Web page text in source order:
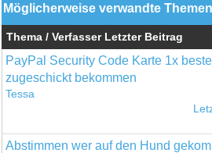
Möglicherweise verwandte
Thema / Verfasser Letzter Beitrag
PayPal Security Code Karte 1x
zugeschickt bekommen
Tessa
Abstimmen wer auf den Hund